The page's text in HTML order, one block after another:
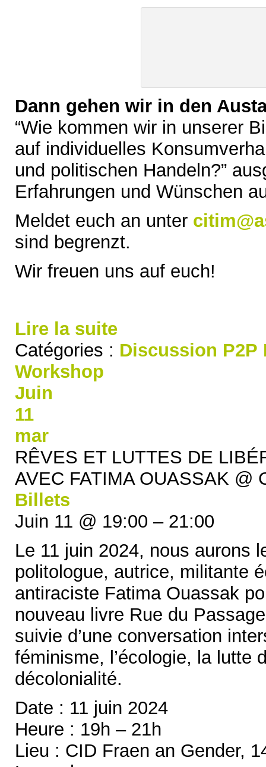
Dann gehen wir in den
“Wie kommen wir in unserer
auf individuelles
und politischen Handeln?”
Erfahrungen und Wünschen
Meldet euch an unter
sind begrenzt.
Wir freuen uns auf euch!
Lire la suite
Catégories : Discussion P2P
Workshop
Juin
11
mar
RÊVES ET LUTTES DE
AVEC FATIMA OUASSAK @
Billets
Juin 11 @ 19:00 – 21:00
Le 11 juin 2024, nous aurons
politologue, autrice, militante
antiraciste Fatima Ouassak
nouveau livre Rue du
suivie d’une conversation
féminisme, l’écologie, la lutte
décolonialité.
Date : 11 juin 2024
Heure : 19h – 21h
Lieu : CID Fraen an Gender,